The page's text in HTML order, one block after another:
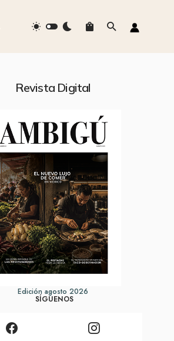
Revista Digital
Edición agosto 2026
SÍGUENOS